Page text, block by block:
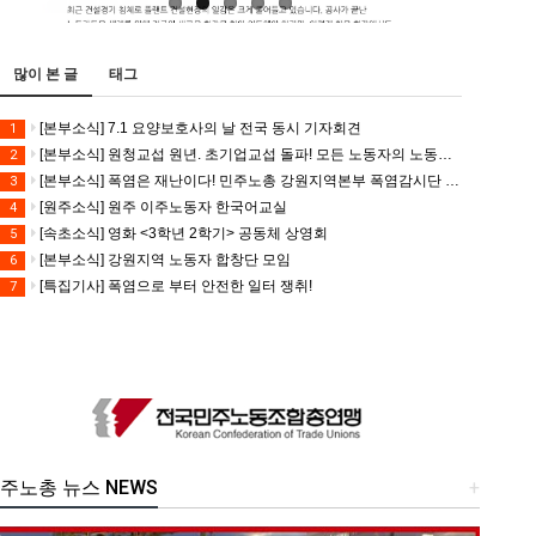
많이 본 글 태그
1 [본부소식] 7.1 요양보호사의 날 전국 동시 기자회견
2 [본부소식] 원청교섭 원년. 초기업교섭 돌파! 모든 노동자의 노동기본권 쟁취! 민주노총 7.15 총파업대회
3 [본부소식] 폭염은 재난이다! 민주노총 강원지역본부 폭염감시단 선포 기자회견
4 [원주소식] 원주 이주노동자 한국어교실
5 [속초소식] 영화 <3학년 2학기> 공동체 상영회
6 [본부소식] 강원지역 노동자 합창단 모임
7 [특집기사] 폭염으로 부터 안전한 일터 쟁취!
+
노총 뉴스 NEWS